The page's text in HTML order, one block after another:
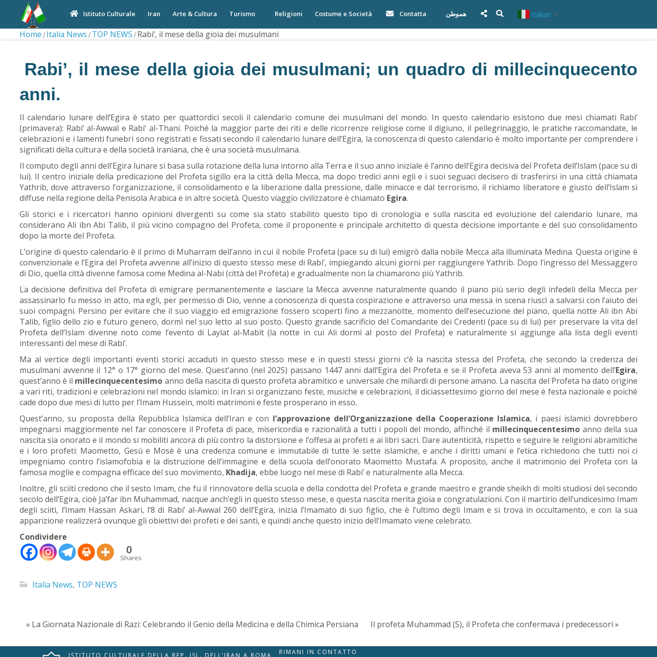
Istituto Culturale Iran Arte & Cultura Turismo Religioni Costume e Società Contatta هموطن Italian ▼
Home Italia News TOP NEWS Rabi’, il mese della gioia dei musulmani
Rabi’, il mese della gioia dei musulmani; un quadro di millecinquecento
anni.
Il calendario lunare dell’Egira è stato per quattordici secoli il calendario comune dei musulmani del mondo. In questo calendario esistono due mesi chiamati Rabi’
(primavera): Rabi’ al-Awwal e Rabi’ al-Thani. Poiché la maggior parte dei riti e delle ricorrenze religiose come il digiuno, il pellegrinaggio, le pratiche raccomandate, le
celebrazioni e i lamenti funebri sono registrati e fissati secondo il calendario lunare dell’Egira, la conoscenza di questo calendario è molto importante per comprendere i
significati della cultura e della società iraniana, che è una società musulmana.
Il computo degli anni dell’Egira lunare si basa sulla rotazione della luna intorno alla Terra e il suo anno iniziale è l’anno dell’Egira decisiva del Profeta dell’Islam (pace su di
lui). Il centro iniziale della predicazione del Profeta sigillo era la città della Mecca, ma dopo tredici anni egli e i suoi seguaci decisero di trasferirsi in una città chiamata
Yathrib, dove attraverso l’organizzazione, il consolidamento e la liberazione dalla pressione, dalle minacce e dal terrorismo, il richiamo liberatore e giusto dell’Islam si
diffuse nella regione della Penisola Arabica e in altre società. Questo viaggio civilizzatore è chiamato Egira.
Gli storici e i ricercatori hanno opinioni divergenti su come sia stato stabilito questo tipo di cronologia e sulla nascita ed evoluzione del calendario lunare, ma
considerano Ali ibn Abi Talib, il più vicino compagno del Profeta, come il proponente e principale architetto di questa decisione importante e del suo consolidamento
dopo la morte del Profeta.
L’origine di questo calendario è il primo di Muharram dell’anno in cui il nobile Profeta (pace su di lui) emigrò dalla nobile Mecca alla illuminata Medina. Questa origine è
convenzionale e l’Egira del Profeta avvenne all’inizio di questo stesso mese di Rabi’, impiegando alcuni giorni per raggiungere Yathrib. Dopo l’ingresso del Messaggero
di Dio, quella città divenne famosa come Medina al-Nabi (città del Profeta) e gradualmente non la chiamarono più Yathrib.
La decisione definitiva del Profeta di emigrare permanentemente e lasciare la Mecca avvenne naturalmente quando il piano più serio degli infedeli della Mecca per
assassinarlo fu messo in atto, ma egli, per permesso di Dio, venne a conoscenza di questa cospirazione e attraverso una messa in scena riuscì a salvarsi con l’aiuto dei
suoi compagni. Persino per evitare che il suo viaggio ed emigrazione fossero scoperti fino a mezzanotte, momento dell’esecuzione del piano, quella notte Ali ibn Abi
Talib, figlio dello zio e futuro genero, dormì nel suo letto al suo posto. Questo grande sacrificio del Comandante dei Credenti (pace su di lui) per preservare la vita del
Profeta dell’Islam divenne noto come l’evento di Laylat al-Mabit (la notte in cui Ali dormì al posto del Profeta) e naturalmente si aggiunge alla lista degli eventi
interessanti del mese di Rabi’.
Ma al vertice degli importanti eventi storici accaduti in questo stesso mese e in questi stessi giorni c’è la nascita stessa del Profeta, che secondo la credenza dei
musulmani avvenne il 12° o 17° giorno del mese. Quest’anno (nel 2025) passano 1447 anni dall’Egira del Profeta e se il Profeta aveva 53 anni al momento dell’Egira,
quest’anno è il millecinquecentesimo anno della nascita di questo profeta abramitico e universale che miliardi di persone amano. La nascita del Profeta ha dato origine
a vari riti, tradizioni e celebrazioni nel mondo islamico: in Iran si organizzano feste, musiche e celebrazioni, il diciassettesimo giorno del mese è festa nazionale e poiché
cade dopo due mesi di lutto per l’Imam Hussein, molti matrimoni e feste prosperano in esso.
Quest’anno, su proposta della Repubblica Islamica dell’Iran e con l’approvazione dell’Organizzazione della Cooperazione Islamica, i paesi islamici dovrebbero
impegnarsi maggiormente nel far conoscere il Profeta di pace, misericordia e razionalità a tutti i popoli del mondo, affinché il millecinquecentesimo anno della sua
nascita sia onorato e il mondo si mobiliti ancora di più contro la distorsione e l’offesa ai profeti e ai libri sacri. Dare autenticità, rispetto e seguire le religioni abramitiche
e i loro profeti: Maometto, Gesù e Mosè è una credenza comune e immutabile di tutte le sette islamiche, e anche i diritti umani e l’etica richiedono che tutti noi ci
impegniamo contro l’islamofobia e la distruzione dell’immagine e della scuola dell’onorato Maometto Mustafa. A proposito, anche il matrimonio del Profeta con la
famosa moglie e compagna efficace del suo movimento, Khadija, ebbe luogo nel mese di Rabi’ e naturalmente alla Mecca.
Inoltre, gli sciiti credono che il sesto Imam, che fu il rinnovatore della scuola e della condotta del Profeta e grande maestro e grande sheikh di molti studiosi del secondo
secolo dell’Egira, cioè Ja’far ibn Muhammad, nacque anch’egli in questo stesso mese, e questa nascita merita gioia e congratulazioni. Con il martirio dell’undicesimo Imam
degli sciiti, l’Imam Hassan Askari, l’8 di Rabi’ al-Awwal 260 dell’Egira, inizia l’Imamato di suo figlio, che è l’ultimo degli Imam e si trova in occultamento, e con la sua
apparizione realizzerà ovunque gli obiettivi dei profeti e dei santi, e quindi anche questo inizio dell’Imamato viene celebrato.
Condividere
0
Shares
Italia News, TOP NEWS
« La Giornata Nazionale di Razi: Celebrando il Genio della Medicina e della Chimica Persiana Il profeta Muhammad (S), il Profeta che confermava i predecessori »
ISTITUTO CULTURALE DELLA REP. ISL. DELL’IRAN A ROMA RIMANI IN CONTATTO
Alto Contrasto
Modalità
Tastiera